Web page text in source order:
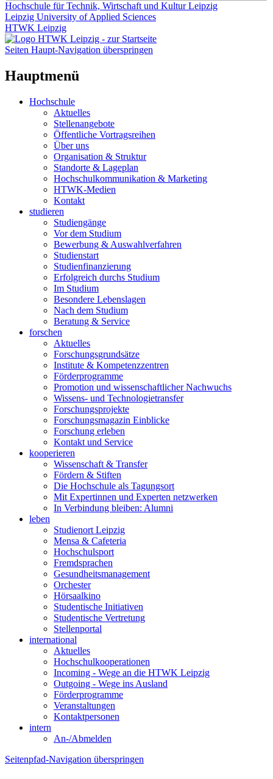
Hochschule für Technik, Wirtschaft und Kultur Leipzig
Leipzig University of Applied Sciences
HTWK Leipzig
Seiten Haupt-Navigation überspringen
Hauptmenü
Hochschule
Aktuelles
Stellenangebote
Öffentliche Vortragsreihen
Über uns
Organisation & Struktur
Standorte & Lageplan
Hochschulkommunikation & Marketing
HTWK-Medien
Kontakt
studieren
Studiengänge
Vor dem Studium
Bewerbung & Auswahlverfahren
Studienstart
Studienfinanzierung
Erfolgreich durchs Studium
Im Studium
Besondere Lebenslagen
Nach dem Studium
Beratung & Service
forschen
Aktuelles
Forschungsgrundsätze
Institute & Kompetenzzentren
Förderprogramme
Promotion und wissenschaftlicher Nachwuchs
Wissens- und Technologietransfer
Forschungsprojekte
Forschungsmagazin Einblicke
Forschung erleben
Kontakt und Service
kooperieren
Wissenschaft & Transfer
Fördern & Stiften
Die Hochschule als Tagungsort
Mit Expertinnen und Experten netzwerken
In Verbindung bleiben: Alumni
leben
Studienort Leipzig
Mensa & Cafeteria
Hochschulsport
Fremdsprachen
Gesundheitsmanagement
Orchester
Hörsaalkino
Studentische Initiativen
Studentische Vertretung
Stellenportal
international
Aktuelles
Hochschulkooperationen
Incoming - Wege an die HTWK Leipzig
Outgoing - Wege ins Ausland
Förderprogramme
Veranstaltungen
Kontaktpersonen
intern
An-/Abmelden
Seitenpfad-Navigation überspringen